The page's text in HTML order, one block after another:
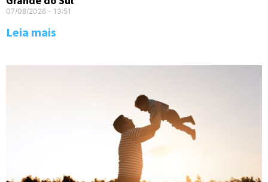
07/08/2026 13:51
Leia mais